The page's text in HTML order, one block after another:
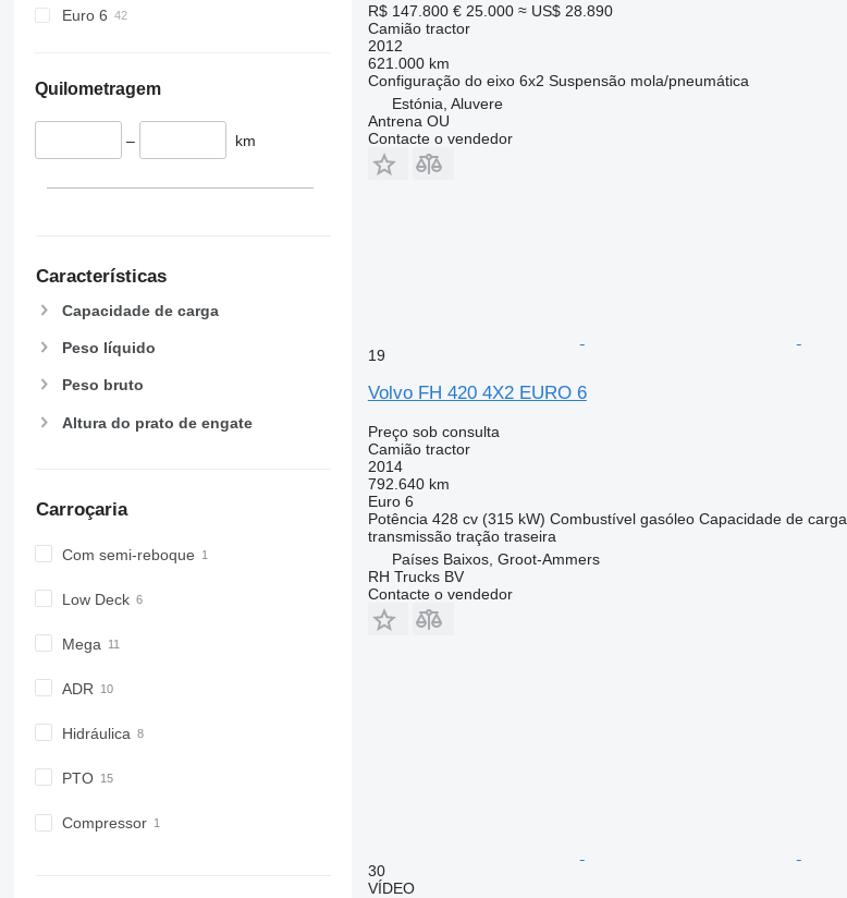
Euro 6
Quilometragem
– km
Características
Capacidade de carga
Peso líquido
Peso bruto
Altura do prato de engate
Carroçaria
Com semi-reboque
Low Deck
Mega
ADR
Hidráulica
PTO
Compressor
R$ 147.800 € 25.000 ≈ US$ 28.890
Camião tractor
2012
621.000 km
Configuração do eixo 6x2 Suspensão mola/pneumática
Estónia, Aluvere
Antrena OU
Contacte o vendedor
19
Volvo FH 420 4X2 EURO 6
Preço sob consulta
Camião tractor
2014
792.640 km
Euro 6
Potência 428 cv (315 kW) Combustível gasóleo Capacidade de carga
transmissão tração traseira
Países Baixos, Groot-Ammers
RH Trucks BV
Contacte o vendedor
30
VÍDEO